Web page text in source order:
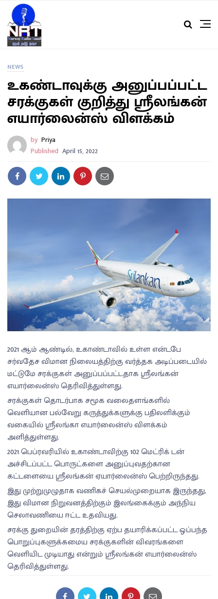
NEWS
உகண்டாவுக்கு அனுப்பப்பட்ட
சரக்குகள் குறித்து ஸ்ரீலங்கன்
எயார்லைன்ஸ் விளக்கம்
by Priya
Published April 15, 2022
2021 ஆம் ஆண்டில், உகாண்டாவில் உள்ள என்டபே
சர்வதேச விமான நிலையத்திற்கு வர்த்தக அடிப்படையில்
மட்டுமே சரக்குகள் அனுப்பப்பட்டதாக ஸ்ரீலங்கன்
எயார்லைன்ஸ் தெரிவித்துள்ளது.
சரக்குகள் தொடர்பாக சமூக வலைதளங்களில்
வெளியான பல்வேறு கருத்துக்களுக்கு பதிலளிக்கும்
வகையில் ஸ்ரீலங்கா எயார்லைன்ஸ் விளக்கம்
அளித்துள்ளது.
2021 பெப்ரவரியில் உகாண்டாவிற்கு 102 மெட்ரிக் டன்
அச்சிடப்பட்ட பொருட்களை அனுப்புவதற்கான
கட்டளையை ஸ்ரீலங்கன் ஏயார்லைன்ஸ் பெற்றிருந்தது.
இது முற்றுமுழுதாக வணிகச் செயல்முறையாக இருந்தது,
இது விமான நிறுவனத்திற்கும் இலங்கைக்கும் அந்நிய
செலாவணியை ஈட்ட உதவியது.
சரக்கு துறையின் தரத்திற்கு ஏற்ப தயாரிக்கப்பட்ட ஒப்பந்த
பொறுப்புகளுக்கமைய சரக்குகளின் விவரங்களை
வெளியிட முடியாது என்றும் ஸ்ரீலங்கன் எயார்லைன்ஸ்
தெரிவித்துள்ளது.